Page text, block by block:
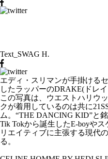
Text_SWAG H.
エディ・スリマンが手掛ける
したラッパーのDRAKE(ドレ
この写真は、ウエストハリウ
クが着用しているのは共に
ム。“THE DANCING KID”と
Tik Tokから誕生したE-boyや
リエイティブに主張する現代
る。